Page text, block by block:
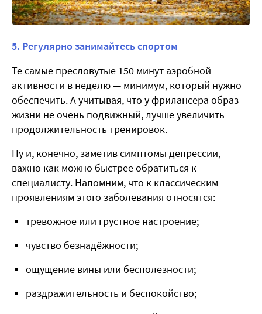
5. Регулярно занимайтесь спортом
Те самые пресловутые 150 минут аэробной
активности в неделю — минимум, который нужно
обеспечить. А учитывая, что у фрилансера образ
жизни не очень подвижный, лучше увеличить
продолжительность тренировок.
Ну и, конечно, заметив симптомы депрессии,
важно как можно быстрее обратиться к
специалисту. Напомним, что к классическим
проявлениям этого заболевания относятся:
тревожное или грустное настроение;
чувство безнадёжности;
ощущение вины или бесполезности;
раздражительность и беспокойство;